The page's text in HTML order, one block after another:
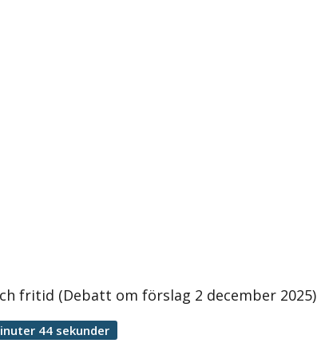
fritid (Debatt om förslag 2 december 2025)
44 sekunder